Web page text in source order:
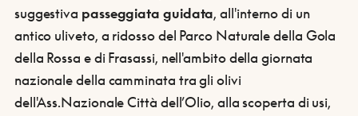
suggestiva passeggiata guidata, all'interno di un
antico uliveto, a ridosso del Parco Naturale della Gola
della Rossa e di Frasassi, nell'ambito della giornata
nazionale della camminata tra gli olivi
dell'Ass.Nazionale Città dell’Olio, alla scoperta di usi,